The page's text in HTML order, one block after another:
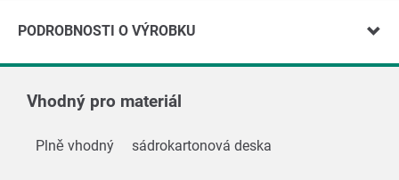
PODROBNOSTI O VÝROBKU
Vhodný pro materiál
Plně vhodný sádrokartonová deska